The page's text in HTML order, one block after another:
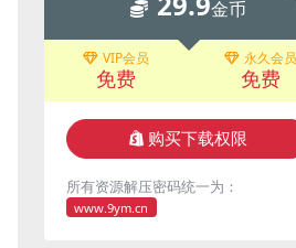
VIP会员
免费
永久会员
免费
购买下载权限
所有资源解压密码统一为：
www.9ym.cn